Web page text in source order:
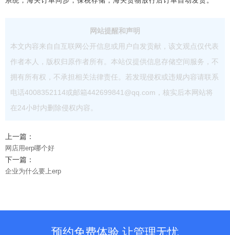
网站提醒和声明
本文内容来自自互联网公开信息或用户自发贡献，该文观点仅代表
作者本人，版权归原作者所有。本站仅提供信息存储空间服务，不
拥有所有权，不承担相关法律责任。若发现侵权或违规内容请联系
电话4008352114或邮箱442699841@qq.com，核实后本网站将
在24小时内删除侵权内容。
上一篇：
网店用erp哪个好
下一篇：
企业为什么要上erp
预约免费体验 让管理无忧